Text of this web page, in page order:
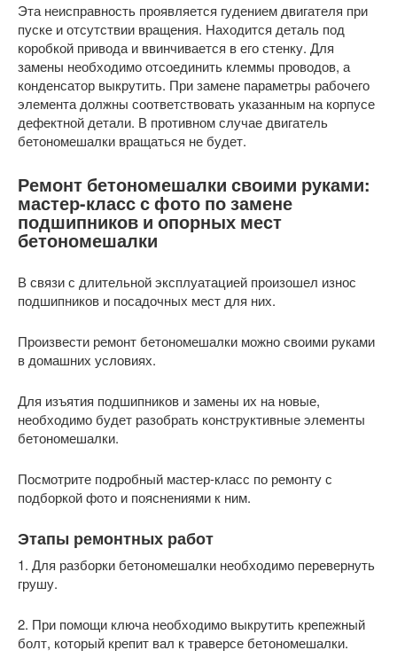
Эта неисправность проявляется гудением двигателя при
пуске и отсутствии вращения. Находится деталь под
коробкой привода и ввинчивается в его стенку. Для
замены необходимо отсоединить клеммы проводов, а
конденсатор выкрутить. При замене параметры рабочего
элемента должны соответствовать указанным на корпусе
дефектной детали. В противном случае двигатель
бетономешалки вращаться не будет.
Ремонт бетономешалки своими руками:
мастер-класс с фото по замене
подшипников и опорных мест
бетономешалки
В связи с длительной эксплуатацией произошел износ
подшипников и посадочных мест для них.
Произвести ремонт бетономешалки можно своими руками
в домашних условиях.
Для изъятия подшипников и замены их на новые,
необходимо будет разобрать конструктивные элементы
бетономешалки.
Посмотрите подробный мастер-класс по ремонту с
подборкой фото и пояснениями к ним.
Этапы ремонтных работ
1. Для разборки бетономешалки необходимо перевернуть
грушу.
2. При помощи ключа необходимо выкрутить крепежный
болт, который крепит вал к траверсе бетономешалки.